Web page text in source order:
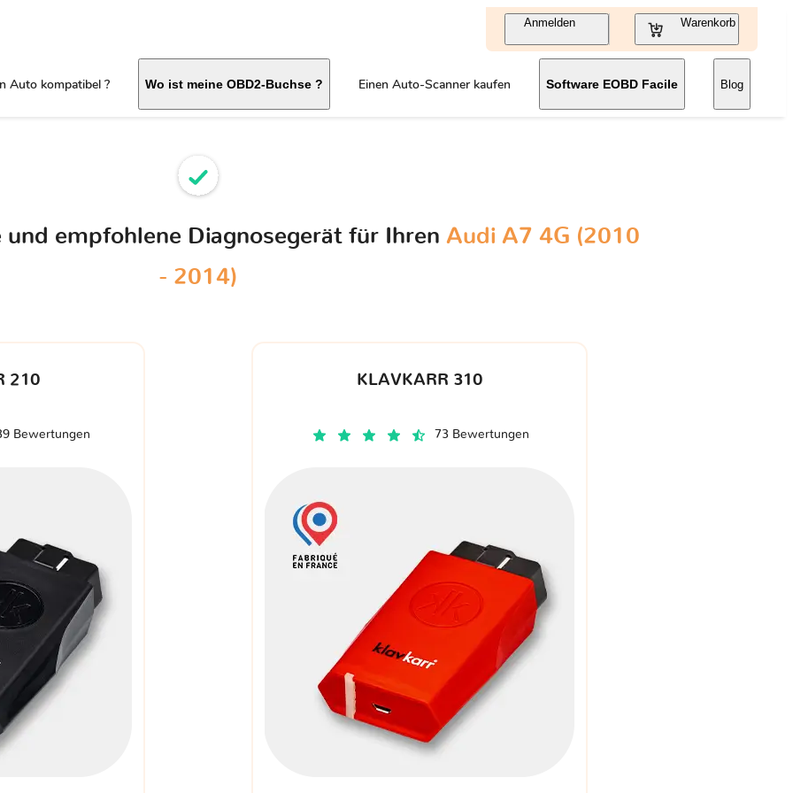
Anmelden Warenkorb
Auto kompatibel ? Wo ist meine OBD2-Buchse ? Einen Auto-Scanner kaufen Software EOBD Facile Blog
empfohlene Diagnosegerät für Ihren Audi A7 4G (2010
- 2014)
210
Bewertungen
KLAVKARR 310
73 Bewertungen